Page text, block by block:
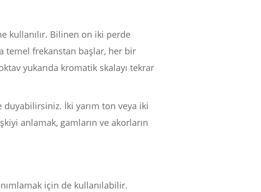
kullanılır. Bilinen on iki perde
temel frekanstan başlar, her bir
yukarıda kromatik skalayı tekrar
İki yarım ton veya iki
anlamak, gamların ve akorların
için de kullanılabilir.